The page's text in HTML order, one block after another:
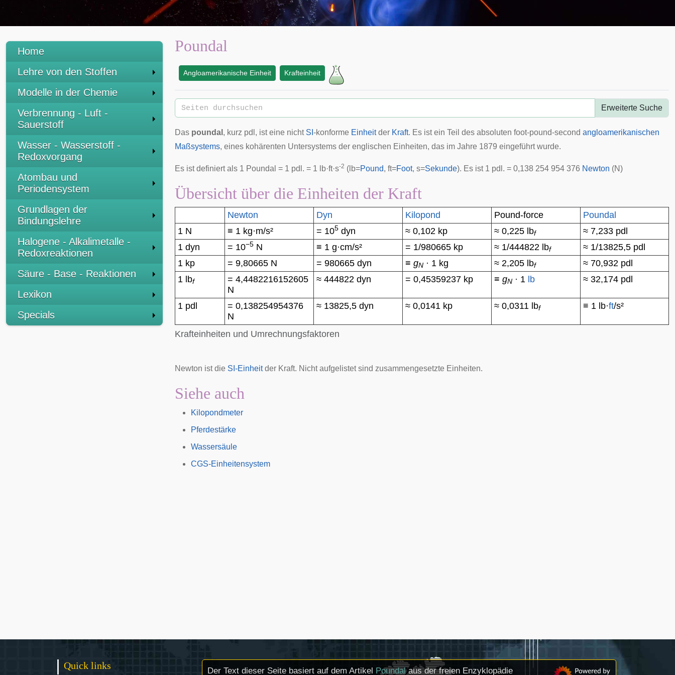
Home
Lehre von den Stoffen
Modelle in der Chemie
Verbrennung - Luft -
Sauerstoff
Wasser - Wasserstoff -
Redoxvorgang
Atombau und
Periodensystem
Grundlagen der
Bindungslehre
Halogene - Alkalimetalle -
Redoxreaktionen
Säure - Base - Reaktionen
Lexikon
Specials
Poundal
Angloamerikanische Einheit Krafteinheit
Erweiterte Suche
Das poundal , kurz pdl, ist eine nicht SI -konforme Einheitder Kraft. Es ist ein Teil des absoluten foot-pound-second angloamerikanischen
Maßsystems, eines kohärenten Untersystems der englischen Einheiten, das im Jahre 1879 eingeführt wurde.
Es ist definiert als 1 Poundal = 1 pdl. = 1 lb·ft·s-2 (lb=Pound, ft=Foot, s=Sekunde). Es ist 1 pdl. = 0,138 254 954 376 Newton (N)
Übersicht über die Einheiten der Kraft
Krafteinheiten und Umrechnungsfaktoren
Newton Dyn Kilopond Pound-force
Poundal
1 N
≡ 1 kg·m/s² = 105 dyn ≈ 0,102 kp ≈ 0,225 lbf
≈ 7,233 pdl
1 dyn
= 10−5 N ≡ 1 g·cm/s² = 1/980665 kp ≈ 1/444822 lbf
≈ 1/13825,5 pdl
1 kp
= 9,80665 N = 980665 dyn ≡ gN · 1 kg ≈ 2,205 lbf
≈ 70,932 pdl
1 lbf
= 4,4482216152605
N
≈ 444822 dyn = 0,45359237 kp ≡ gN · 1 lb ≈ 32,174 pdl
1 pdl
= 0,138254954376
N
≈ 13825,5 dyn ≈ 0,0141 kp ≈ 0,0311 lbf ≡ 1 lb·ft/s²
Newton ist die SI-Einheitder Kraft. Nicht aufgelistet sind zusammengesetzte Einheiten.
Siehe auch
Kilopondmeter
Pferdestärke
Wassersäule
CGS-Einheitensystem
Quick links Der Text dieser Seite basiert auf dem Artikel Poundalaus der freien Enzyklopädie